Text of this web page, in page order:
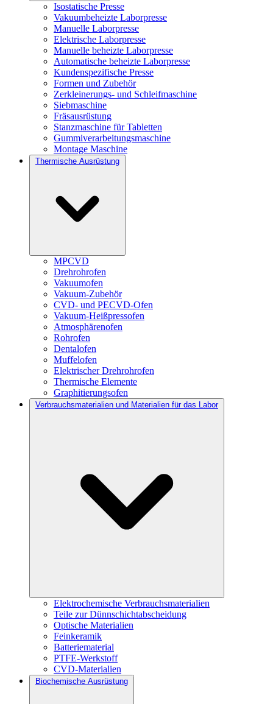
Isostatische Presse
Vakuumbeheizte Laborpresse
Manuelle Laborpresse
Elektrische Laborpresse
Manuelle beheizte Laborpresse
Automatische beheizte Laborpresse
Kundenspezifische Presse
Formen und Zubehör
Zerkleinerungs- und Schleifmaschine
Siebmaschine
Fräsausrüstung
Stanzmaschine für Tabletten
Gummiverarbeitungsmaschine
Montage Maschine
Thermische Ausrüstung
MPCVD
Drehrohrofen
Vakuumofen
Vakuum-Zubehör
CVD- und PECVD-Ofen
Vakuum-Heißpressofen
Atmosphärenofen
Rohrofen
Dentalofen
Muffelofen
Elektrischer Drehrohrofen
Thermische Elemente
Graphitierungsofen
Verbrauchsmaterialien und Materialien für das Labor
Elektrochemische Verbrauchsmaterialien
Teile zur Dünnschichtabscheidung
Optische Materialien
Feinkeramik
Batteriematerial
PTFE-Werkstoff
CVD-Materialien
Biochemische Ausrüstung